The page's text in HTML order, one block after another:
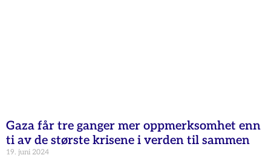
Gaza får tre ganger mer oppmerksomhet enn
ti av de største krisene i verden til sammen
19. juni 2024